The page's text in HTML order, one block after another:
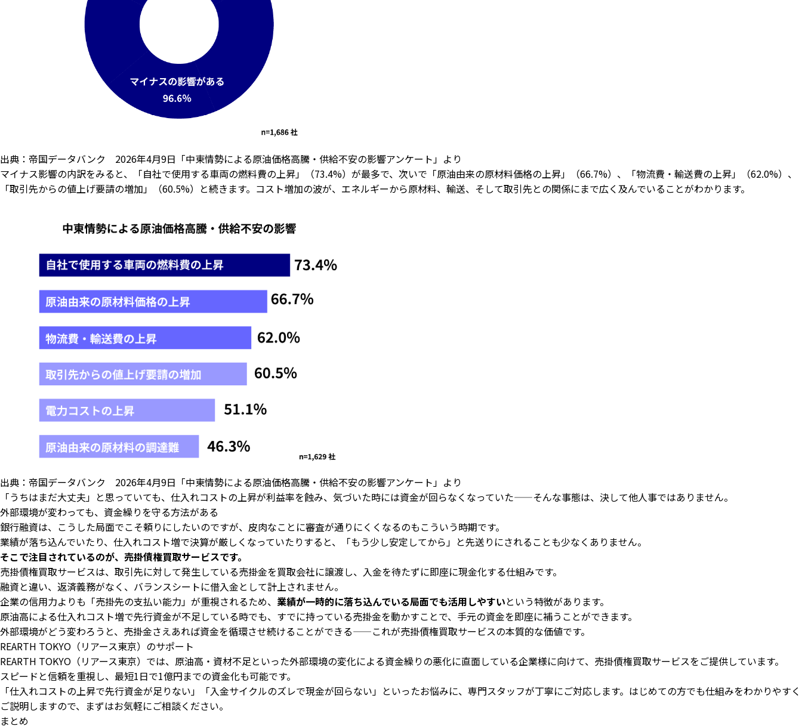
出典：帝国データバンク 2026年4月9日「中東情勢による原油価格高騰・供給不安の影響アンケート」より
マイナス影響の内訳をみると、「自社で使用する車両の燃料費の上昇」（73.4%）が最多で、次いで「原油由来の原材料価格の上昇」（66.7%）、「物流費・輸送費の上昇」（62.0%）、
「取引先からの値上げ要請の増加」（60.5%）と続きます。コスト増加の波が、エネルギーから原材料、輸送、そして取引先との関係にまで広く及んでいることがわかります。
出典：帝国データバンク 2026年4月9日「中東情勢による原油価格高騰・供給不安の影響アンケート」より
「うちはまだ大丈夫」と思っていても、仕入れコストの上昇が利益率を蝕み、気づいた時には資金が回らなくなっていた——そんな事態は、決して他人事ではありません。
外部環境が変わっても、資金繰りを守る方法がある
銀行融資は、こうした局面でこそ頼りにしたいのですが、皮肉なことに審査が通りにくくなるのもこういう時期です。
業績が落ち込んでいたり、仕入れコスト増で決算が厳しくなっていたりすると、「もう少し安定してから」と先送りにされることも少なくありません。
そこで注目されているのが、売掛債権買取サービスです。
売掛債権買取サービスは、取引先に対して発生している売掛金を買取会社に譲渡し、入金を待たずに即座に現金化する仕組みです。
融資と違い、返済義務がなく、バランスシートに借入金として計上されません。
企業の信用力よりも「売掛先の支払い能力」が重視されるため、 業績が一時的に落ち込んでいる局面でも活用しやすいという特徴があります。
原油高による仕入れコスト増で先行資金が不足している時でも、すでに持っている売掛金を動かすことで、手元の資金を即座に補うことができます。
外部環境がどう変わろうと、売掛金さえあれば資金を循環させ続けることができる——これが売掛債権買取サービスの本質的な価値です。
REARTH TOKYO（リアース東京）のサポート
REARTH TOKYO（リアース東京）では、原油高・資材不足といった外部環境の変化による資金繰りの悪化に直面している企業様に向けて、売掛債権買取サービスをご提供しています。
スピードと信頼を重視し、最短1日で1億円までの資金化も可能です。
「仕入れコストの上昇で先行資金が足りない」「入金サイクルのズレで現金が回らない」といったお悩みに、専門スタッフが丁寧にご対応します。はじめての方でも仕組みをわかりやすく
ご説明しますので、まずはお気軽にご相談ください。
まとめ